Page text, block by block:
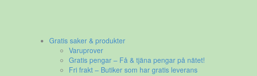
Gratis saker & produkter
Varuprover
Gratis pengar – Få & tjäna pengar på nätet!
Fri frakt – Butiker som har gratis leverans